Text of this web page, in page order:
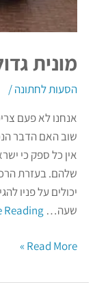
מונית גדולה 16
הסעות לחתונה/
אנחנו לא פעם
שוב האם הדבר
אין כל ספק כי
שלהם. בעזרת
יכולים על פניו
שעה…Reading
Read More »